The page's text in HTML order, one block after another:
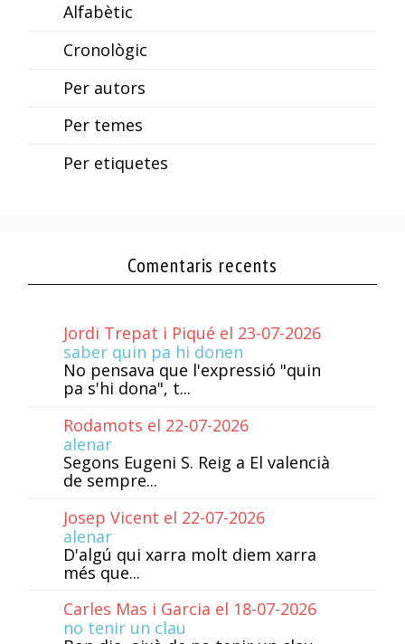
Alfabètic
Cronològic
Per autors
Per temes
Per etiquetes
Comentaris recents
Jordi Trepat i Piqué el 23-07-2026
saber quin pa hi donen
No pensava que l'expressió "quin
pa s'hi dona", t...
Rodamots el 22-07-2026
alenar
Segons Eugeni S. Reig a El valencià
de sempre...
Josep Vicent el 22-07-2026
alenar
D'algú qui xarra molt diem xarra
més que...
Carles Mas i Garcia el 18-07-2026
no tenir un clau